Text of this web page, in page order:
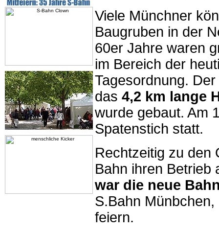
Viele Münchner
Baugruben in der
60er Jahre waren
im Bereich der
Tagesordnung. Der
das 4,2 km lange
wurde gebaut. Am
Spatenstich statt.
Rechtzeitig zu den
Bahn ihren
war die neue
S.Bahn
feiern.